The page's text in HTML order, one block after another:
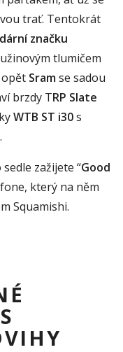
trať. Tentokrát
značku
tlumičem
Sramse sadou
brzdy TRP Slate
WTB ST i30s
zažijete “Good
který na něm
Squamishi.